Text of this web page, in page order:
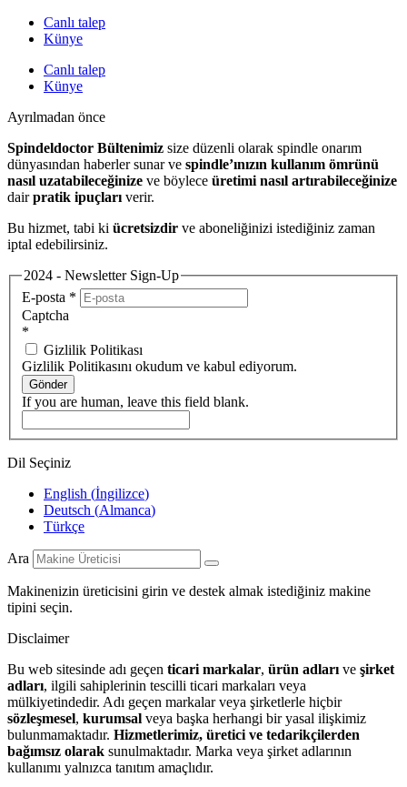
Canlı talep
Künye
Canlı talep
Künye
Ayrılmadan önce
Spindeldoctor Bültenimiz size düzenli olarak spindle onarım
dünyasından haberler sunar ve spindle’ınızın kullanım ömrünü
nasıl uzatabileceğinize ve böylece üretimi nasıl artırabileceğinize
dairpratik ipuçları verir.
Bu hizmet, tabi ki ücretsizdir ve aboneliğinizi istediğiniz zaman
iptal edebilirsiniz.
2024 - Newsletter Sign-Up
E-posta *
Captcha
*
Gizlilik Politikası
Gizlilik Politikasını okudum ve kabul ediyorum.
Gönder
If you are human, leave this field blank.
Dil Seçiniz
English (İngilizce)
Deutsch (Almanca)
Türkçe
Ara
Makinenizin üreticisini girin ve destek almak istediğiniz makine
tipini seçin.
Disclaimer
Bu web sitesinde adı geçen ticari markalar, ürün adları ve şirket
adları, ilgili sahiplerinin tescilli ticari markaları veya
mülkiyetindedir. Adı geçen markalar veya şirketlerle hiçbir
sözleşmesel, kurumsal veya başka herhangi bir yasal ilişkimiz
bulunmamaktadır. Hizmetlerimiz, üretici ve tedarikçilerden
bağımsız olarak sunulmaktadır. Marka veya şirket adlarının
kullanımı yalnızca tanıtım amaçlıdır.